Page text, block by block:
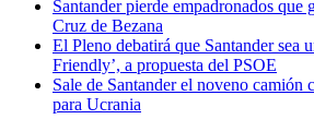
Santander pierde empadronados que
Cruz de Bezana
El Pleno debatirá que Santander sea
Friendly’, a propuesta del PSOE
Sale de Santander el noveno camión
para Ucrania